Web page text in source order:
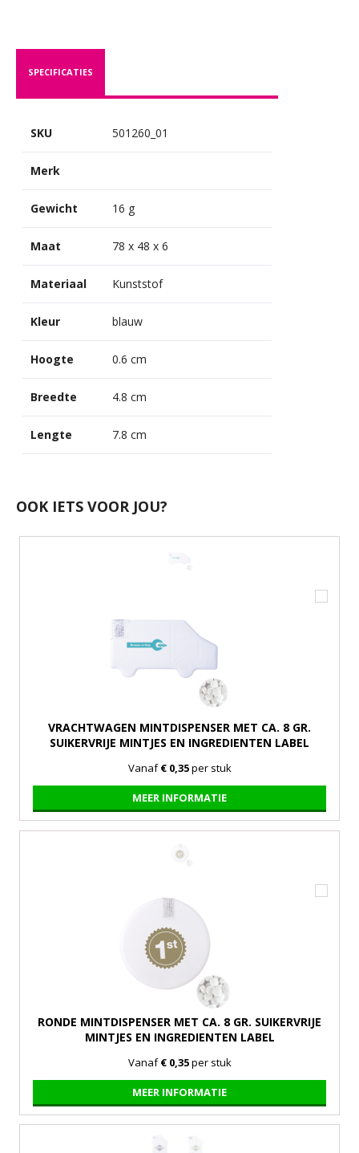
SPECIFICATIES
SKU 501260_01
Merk
Gewicht 16 g
Maat 78 x 48 x 6
Materiaal Kunststof
Kleur blauw
Hoogte 0.6 cm
Breedte 4.8 cm
Lengte 7.8 cm
OOK IETS VOOR JOU?
VRACHTWAGEN MINTDISPENSER MET CA. 8 GR.
SUIKERVRIJE MINTJES EN INGREDIENTEN LABEL
Vanaf€ 0,35per stuk
MEER INFORMATIE
RONDE MINTDISPENSER MET CA. 8 GR. SUIKERVRIJE
MINTJES EN INGREDIENTEN LABEL
Vanaf€ 0,35per stuk
MEER INFORMATIE